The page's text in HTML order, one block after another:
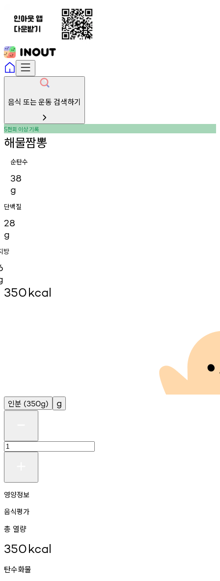
음식 또는 운동 검색하기
5천회 이상기록
해물짬뽕
순탄수
38
g
단백질
28
g
방
350kcal
인분 (350g) g
영양정보
음식평가
총 열량
350kcal
탄수화물